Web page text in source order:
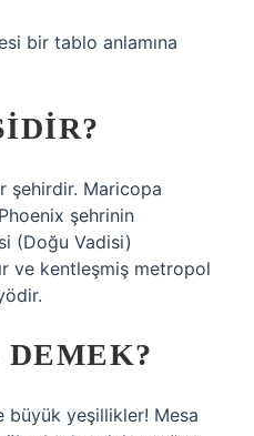
bir tablo anlamına
şehirdir. Maricopa
şehrinin
(Doğu Vadisi)
ve kentleşmiş metropol
DEMEK?
büyük yeşillikler! Mesa